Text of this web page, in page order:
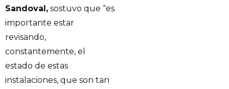
Sandoval, sostuvo que “es
importante estar
revisando,
constantemente, el
estado de estas
instalaciones, que son tan